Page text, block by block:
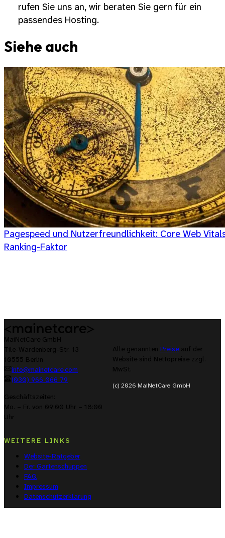
rufen Sie uns an, wir beraten Sie gern für ein
passendes Hosting.
Siehe auch
Pagespeed und Nutzerfreundlichkeit: Core Web
Ranking-Faktor
MaiNetCare GmbH
Tile-Wardenberg-Str. 13
10555 Berlin
info@mainetcare.com
(030) 966 066 79
Geschäftszeiten:
Mo. – Fr. von 09:00 Uhr – 18:00
Uhr
WEITERE LINKS
Website-Ratgeber
Der Gartenschuppen
FAQ
Impressum
Datenschutzerklärung
Alle genannten Preiseauf der
Website sind Nettopreise zzgl.
MwSt.
(c) 2026 MaiNetCare GmbH